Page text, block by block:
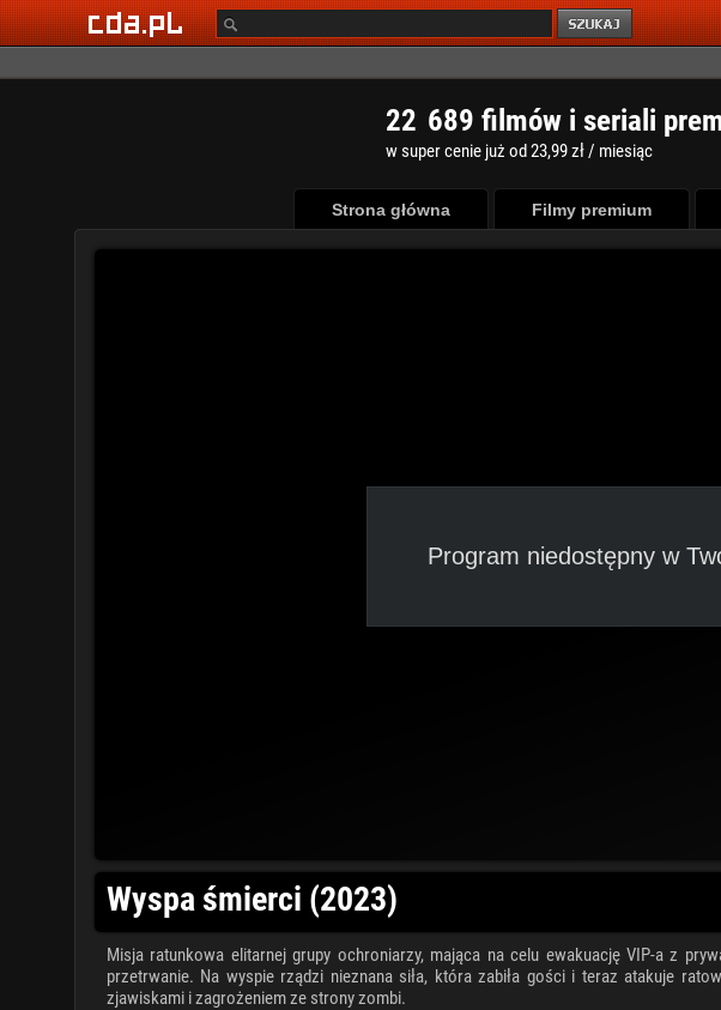
22 689 filmów i seriali
w super cenie już od 23,99 zł / miesiąc
Strona główna Filmy premium
Program niedostępny w
Wyspa śmierci (2023)
Misja ratunkowa elitarnej grupy ochroniarzy, mająca na celu ewakuację VIP-a z
przetrwanie. Na wyspie rządzi nieznana siła, która zabiła gości i teraz atakuje
zjawiskami i zagrożeniem ze strony zombi.